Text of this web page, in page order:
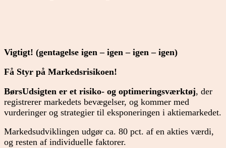
Vigtigt! (gentagelse igen – igen – igen – igen)
Få Styr på Markedsrisikoen!
BørsUdsigten er et risiko- og optimeringsværktøj, der
registrerer markedets bevægelser, og kommer med
vurderinger og strategier til eksponeringen i aktiemarkedet.
Markedsudviklingen udgør ca. 80 pct. af en akties værdi,
og resten af individuelle faktorer.